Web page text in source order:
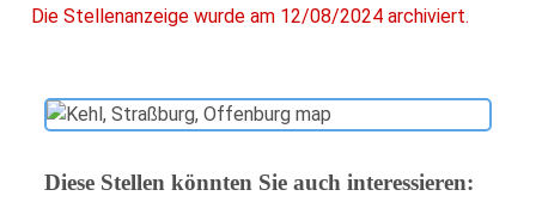
Die Stellenanzeige wurde am 12/08/2024 archiviert.
Diese Stellen könnten Sie auch interessieren: